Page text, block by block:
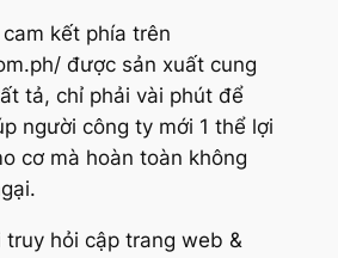
kết phía trên
được sản xuất cung
tả, chỉ phải vài phút để
người công ty mới 1 thể lợi
cơ mà hoàn toàn không
hỏi cập trang web &